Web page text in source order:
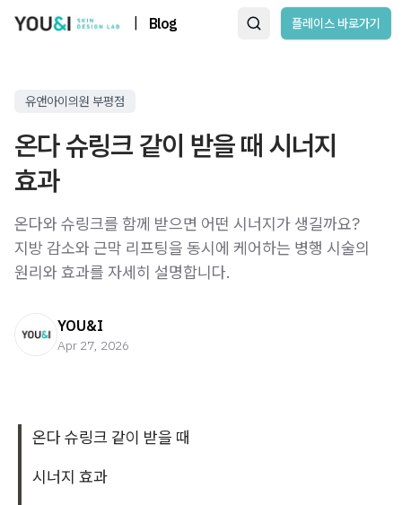
Blog 플레이스 바로가기
유앤아이의원 부평점
온다 슈링크 같이 받을 때 시너지
효과
온다와 슈링크를 함께 받으면 어떤 시너지가 생길까요?
지방 감소와 근막 리프팅을 동시에 케어하는 병행 시술의
원리와 효과를 자세히 설명합니다.
YOU&I
Apr 27, 2026
온다 슈링크 같이 받을 때
시너지 효과